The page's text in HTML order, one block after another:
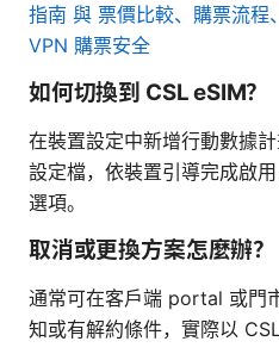
指南 與 票價比較、購票流程
VPN 購票安全
如何切換到 CSL eSIM？
在裝置設定中新增行動數據
設定檔，依裝置引導完成啟
選項。
取消或更換方案怎麼辦？
通常可在客戶端 portal 或門
知或有解約條件，實際以